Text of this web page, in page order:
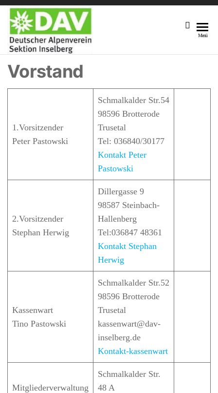
Sektion
Am Fuße
Inselberges
Menü
Vorstand
1.Vorsitzender
Peter Pastowski
Schmalkalder Str.54
98596 Brotterode
Trusetal
Tel: 036840/30177
Kontakt Peter
Pastowski
2.Vorsitzender
Stephan Herwig
Dillergasse 9
98587 Steinbach-
Hallenberg
Tel:036847 48361
Kontakt Stephan
Herwig
Kassenwart
Tino Pastowski
Schmalkalder Str.52
98596 Brotterode
Trusetal
kassenwart@dav-
inselberg.de
Kontakt-kassenwart
Mitgliederverwaltung
Schmalkalder Str.
48 A